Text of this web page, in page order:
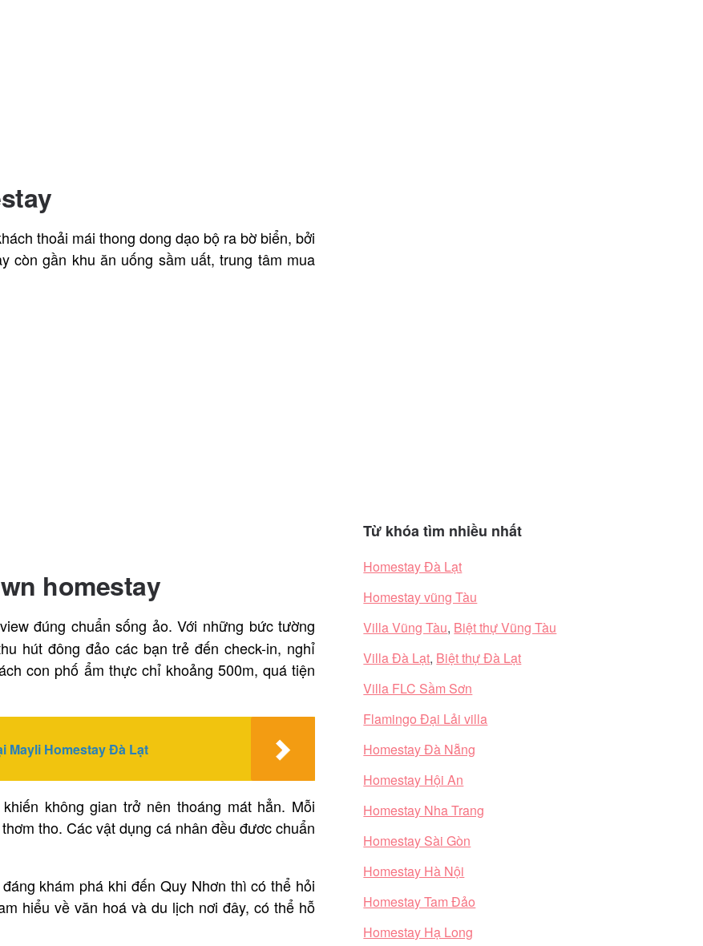
thoải mái thong dong dạo bộ ra bờ biển, bởi
còn gần khu ăn uống sầm uất, trung tâm mua
homestay
đúng chuẩn sống ảo. Với những bức tường
hút đông đảo các bạn trẻ đến check-in, nghỉ
con phố ẩm thực chỉ khoảng 500m, quá tiện
Mayli Homestay Đà Lạt
không gian trở nên thoáng mát hẳn. Mỗi
tho. Các vật dụng cá nhân đều đươc chuẩn
khám phá khi đến Quy Nhơn thì có thể hỏi
hiểu về văn hoá và du lịch nơi đây, có thể hỗ
Từ khóa tìm nhiều nhất
Homestay Đà Lạt
Homestay vũng Tàu
Villa Vũng Tàu, Biệt thự Vũng Tàu
Villa Đà Lạt, Biệt thự Đà Lạt
Villa FLC Sầm Sơn
Flamingo Đại Lải villa
Homestay Đà Nẵng
Homestay Hội An
Homestay Nha Trang
Homestay Sài Gòn
Homestay Hà Nội
Homestay Tam Đảo
Homestay Hạ Long